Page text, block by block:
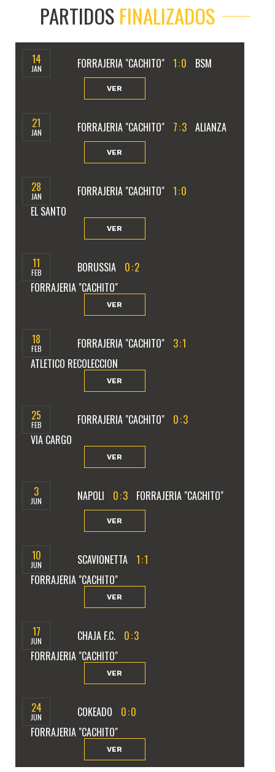
PARTIDOS FINALIZADOS
14
JAN FORRAJERIA "CACHITO" 1:0 BSM
VER
21
JAN FORRAJERIA "CACHITO" 7:3 ALIANZA
VER
28
JAN FORRAJERIA "CACHITO" 1:0
EL SANTO
VER
11
FEB BORUSSIA 0:2
FORRAJERIA "CACHITO"
VER
18
FEB FORRAJERIA "CACHITO" 3:1
ATLETICO RECOLECCION
VER
25
FEB FORRAJERIA "CACHITO" 0:3
VIA CARGO
VER
3
JUN NAPOLI 0:3 FORRAJERIA "CACHITO"
VER
10
JUN SCAVIONETTA 1:1
FORRAJERIA "CACHITO"
VER
17
JUN CHAJA F.C. 0:3
FORRAJERIA "CACHITO"
VER
24
JUN COKEADO 0:0
FORRAJERIA "CACHITO"
VER